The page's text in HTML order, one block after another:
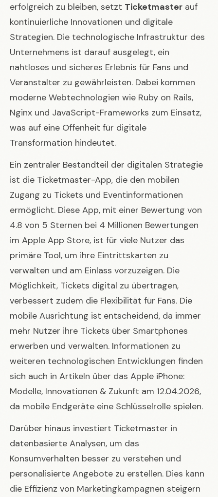
erfolgreich zu bleiben, setzt Ticketmaster auf
kontinuierliche Innovationen und digitale
Strategien. Die technologische Infrastruktur des
Unternehmens ist darauf ausgelegt, ein
nahtloses und sicheres Erlebnis für Fans und
Veranstalter zu gewährleisten. Dabei kommen
moderne Webtechnologien wie Ruby on Rails,
Nginx und JavaScript-Frameworks zum Einsatz,
was auf eine Offenheit für digitale
Transformation hindeutet.
Ein zentraler Bestandteil der digitalen Strategie
ist die Ticketmaster-App, die den mobilen
Zugang zu Tickets und Eventinformationen
ermöglicht. Diese App, mit einer Bewertung von
4.8 von 5 Sternen bei 4 Millionen Bewertungen
im Apple App Store, ist für viele Nutzer das
primäre Tool, um ihre Eintrittskarten zu
verwalten und am Einlass vorzuzeigen. Die
Möglichkeit, Tickets digital zu übertragen,
verbessert zudem die Flexibilität für Fans. Die
mobile Ausrichtung ist entscheidend, da immer
mehr Nutzer ihre Tickets über Smartphones
erwerben und verwalten. Informationen zu
weiteren technologischen Entwicklungen finden
sich auch in Artikeln über das Apple iPhone:
Modelle, Innovationen & Zukunft am 12.04.2026,
da mobile Endgeräte eine Schlüsselrolle spielen.
Darüber hinaus investiert Ticketmaster in
datenbasierte Analysen, um das
Konsumverhalten besser zu verstehen und
personalisierte Angebote zu erstellen. Dies kann
die Effizienz von Marketingkampagnen steigern